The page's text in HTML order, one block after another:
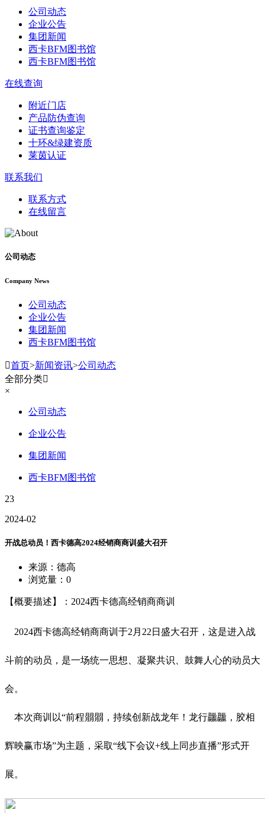
公司动态
企业公告
集团新闻
西卡BFM图书馆
西卡BFM图书馆
在线查询
附近门店
产品防伪查询
证书查询鉴定
十环&绿建资质
莱茵认证
联系我们
联系方式
在线留言
公司动态
Company News
公司动态
企业公告
集团新闻
西卡BFM图书馆
首页>新闻资讯>公司动态
全部分类
×
公司动态
企业公告
集团新闻
西卡BFM图书馆
23
2024-02
开战总动员！西卡德高2024经销商商训盛大召开
来源：德高
浏览量： 0
【概要描述】：2024西卡德高经销商商训
2024西卡德高经销商商训于2月22日盛大召开，这是进入战
斗前的动员，是一场统一思想、凝聚共识、鼓舞人心的动员大
会。
本次商训以“前程朤朤，持续创新战龙年！龙行龘龘，胶相
辉映赢市场”为主题，采取“线下会议+线上同步直播”形式开
展。